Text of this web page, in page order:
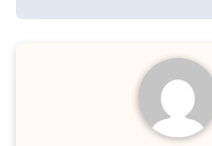
entradas